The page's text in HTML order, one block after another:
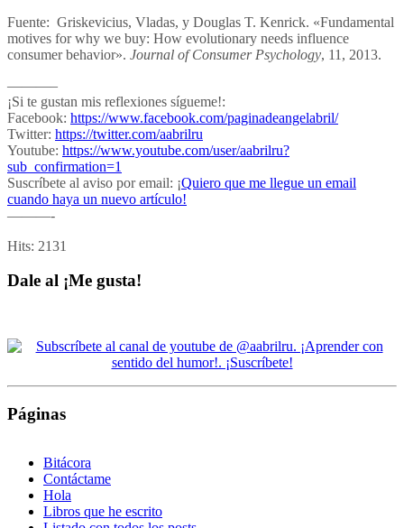
Fuente: Griskevicius, Vladas, y Douglas T. Kenrick. «Fundamental
motives for why we buy: How evolutionary needs influence
consumer behavior». Journal of Consumer Psychology, 11, 2013.
———–
¡Si te gustan mis reflexiones sígueme!:
Facebook: https://www.facebook.com/paginadeangelabril/
Twitter: https://twitter.com/aabrilru
Youtube: https://www.youtube.com/user/aabrilru?
sub_confirmation=1
Suscríbete al aviso por email: ¡Quiero que me llegue un email
cuando haya un nuevo artículo!
———-
Hits: 2131
Dale al ¡Me gusta!
Páginas
Bitácora
Contáctame
Hola
Libros que he escrito